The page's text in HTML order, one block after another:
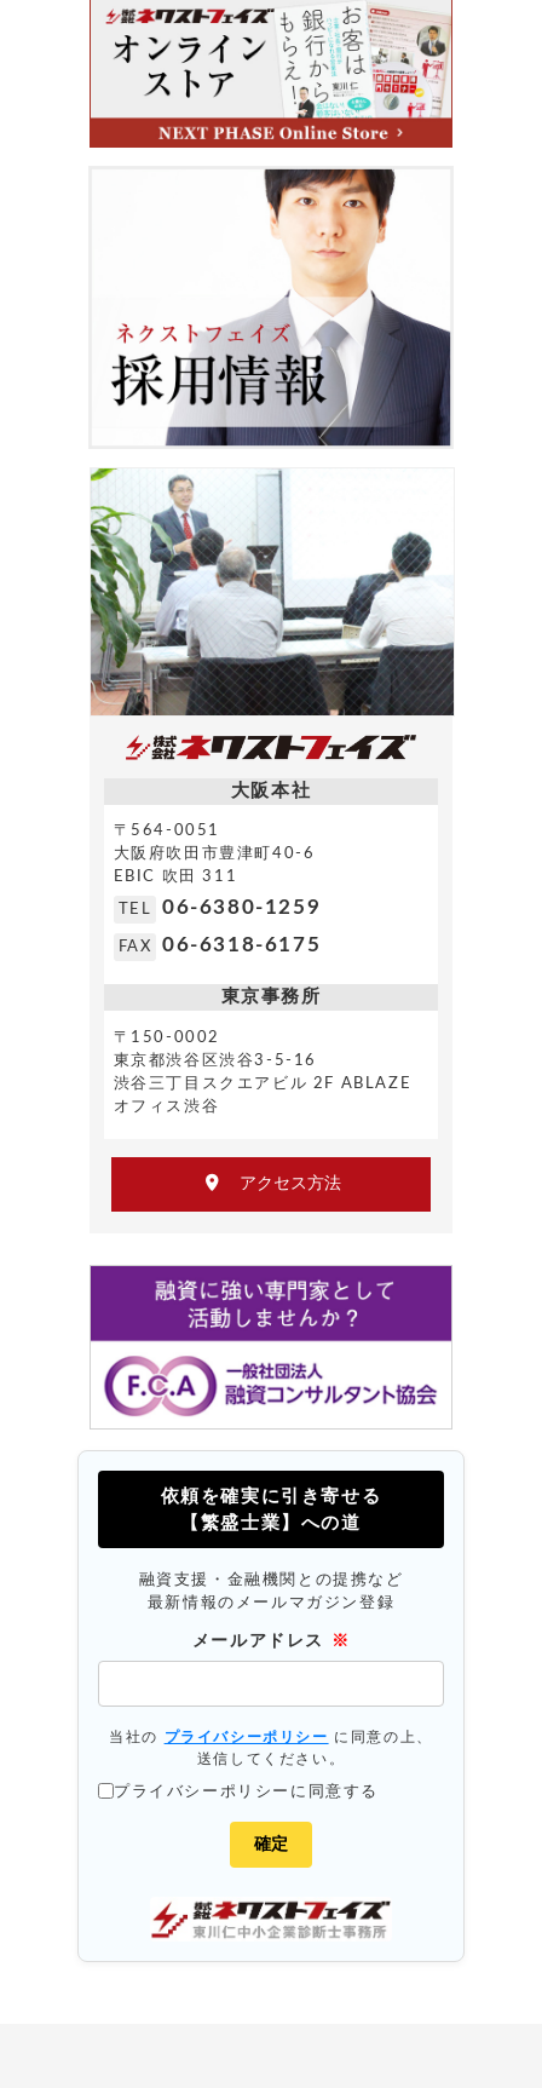
大阪本社
〒564-0051
大阪府吹田市豊津町40-6
EBIC 吹田 311
TEL 06-6380-1259
FAX 06-6318-6175
東京事務所
〒150-0002
東京都渋谷区渋谷3-5-16
渋谷三丁目スクエアビル 2F ABLAZE
オフィス渋谷
アクセス方法
依頼を確実に引き寄せる
【繁盛士業】への道
融資支援・金融機関との提携など
最新情報のメールマガジン登録
メールアドレス ※
当社の プライバシーポリシー に同意の上、
送信してください。
プライバシーポリシーに同意する